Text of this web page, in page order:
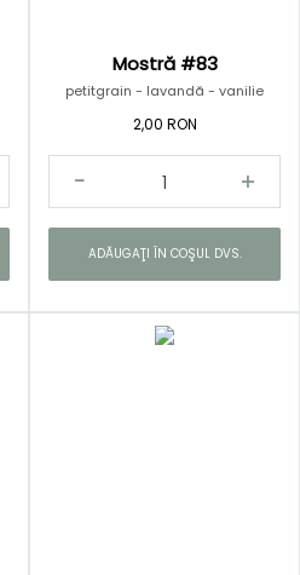
Mostră #83
petitgrain - lavandă - vanilie
2,00 RON
ADĂUGAŢI ÎN COŞUL DVS.